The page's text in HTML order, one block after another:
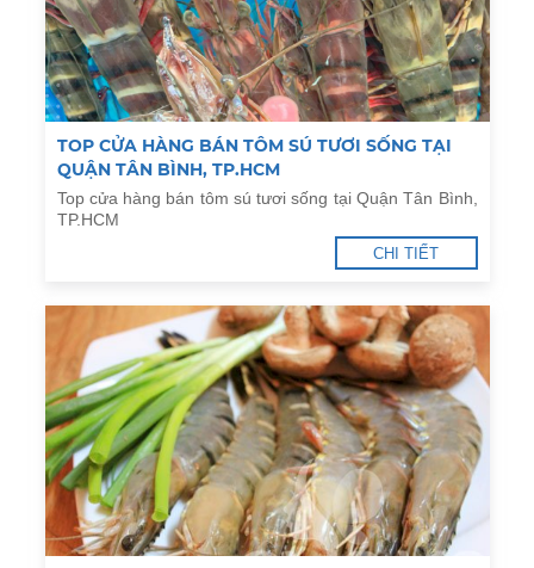
TOP CỬA HÀNG BÁN TÔM SÚ TƯƠI SỐNG TẠI
QUẬN TÂN BÌNH, TP.HCM
Top cửa hàng bán tôm sú tươi sống tại Quận Tân Bình,
TP.HCM
CHI TIẾT